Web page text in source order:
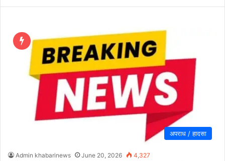
अपराध / हादसा
Admin khabarinews June 20, 2026 4,327